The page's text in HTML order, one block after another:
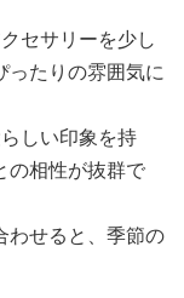
セサリーを少し
ったりの雰囲気に
しい印象を持
の相性が抜群で
わせると、季節の